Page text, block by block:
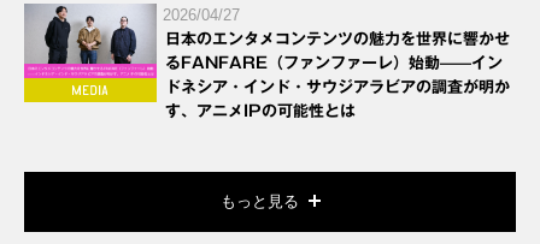
2026/04/27
日本のエンタメコンテンツの魅力を世界に響かせ
るFANFARE（ファンファーレ）始動——イン
ドネシア・インド・サウジアラビアの調査が明か
す、アニメIPの可能性とは
もっと見る